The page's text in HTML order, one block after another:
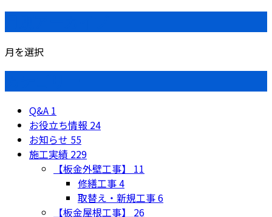
月を選択
Q&A 1
お役立ち情報 24
お知らせ 55
施工実績 229
【板金外壁工事】 11
修繕工事4
取替え・新規工事6
【板金屋根工事】 26